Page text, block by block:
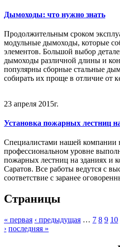
Дымоходы: что нужно знать
Продолжительным сроком
модульные дымоходы, которые
элементов. Большой выбор
дымоходы различной длины и
популярны сборные стальные
собирать их проще в отличие от
23 апреля 2015г.
Установка пожарных лестниц
Специалистами нашей компании
профессиональном уровне
пожарных лестниц на зданиях
Саратов. Все работы ведутся с
соответствие с заранее
Страницы
« первая ‹ предыдущая … 7 8 9 10
› последняя »